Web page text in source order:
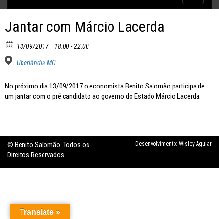
Jantar com Márcio Lacerda
13/09/2017 18:00 - 22:00
Uberlândia MG
No próximo dia 13/09/2017 o economista Benito Salomão participa de
um jantar com o pré candidato ao governo do Estado Márcio Lacerda.
© Benito Salomão. Todos os
Direitos Reservados
Desenvolvimento: Wisley Aguiar
Translate »